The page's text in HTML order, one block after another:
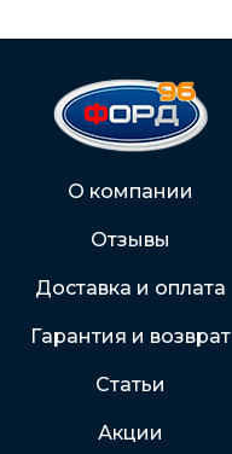
О компании
Отзывы
Доставка и оплата
Гарантия и возврат
Статьи
Акции